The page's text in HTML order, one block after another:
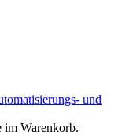
und
im Warenkorb.